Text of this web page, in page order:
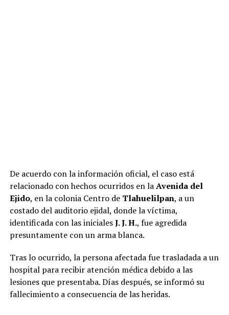
De acuerdo con la información oficial, el caso está
relacionado con hechos ocurridos en laAvenida del
Ejido, en la colonia Centro de Tlahuelilpan, a un
costado del auditorio ejidal, donde la víctima,
identificada con las inicialesJ. J. H., fue agredida
presuntamente con un arma blanca.
Tras lo ocurrido, la persona afectada fue trasladada a un
hospital para recibir atención médica debido a las
lesiones que presentaba. Días después, se informó su
fallecimiento a consecuencia de las heridas.